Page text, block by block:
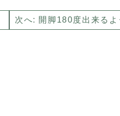
次へ: 開脚180度出来るよ